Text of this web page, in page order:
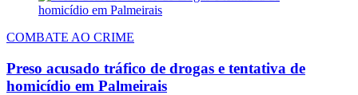
COMBATE AO CRIME
Preso acusado tráfico de drogas e tentativa de
homicídio em Palmeirais